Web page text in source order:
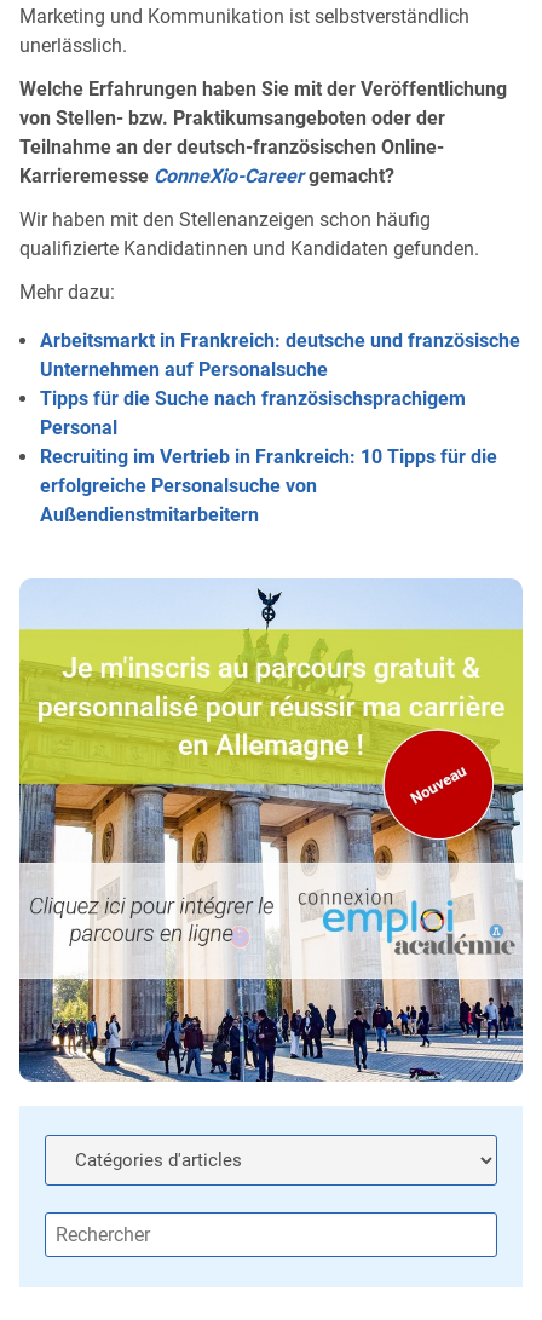
Marketing und Kommunikation ist selbstverständlich
unerlässlich.
Welche Erfahrungen haben Sie mit der Veröffentlichung
von Stellen- bzw. Praktikumsangeboten oder der
Teilnahme an der deutsch-französischen Online-
Karrieremesse ConneXio-Careergemacht?
Wir haben mit den Stellenanzeigen schon häufig
qualifizierte Kandidatinnen und Kandidaten gefunden.
Mehr dazu:
Arbeitsmarkt in Frankreich: deutsche und französische
Unternehmen auf Personalsuche
Tipps für die Suche nach französischsprachigem
Personal
Recruiting im Vertrieb in Frankreich: 10 Tipps für die
erfolgreiche Personalsuche von
Außendienstmitarbeitern